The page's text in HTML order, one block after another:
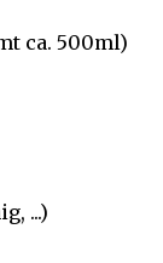
ca. 500ml)
...)